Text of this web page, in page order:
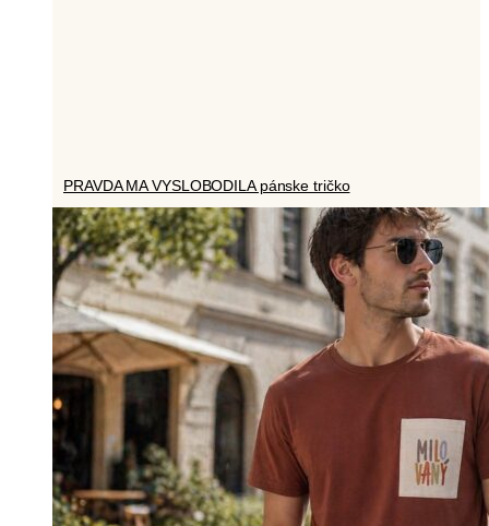
PRAVDA MA VYSLOBODILA pánske tričko